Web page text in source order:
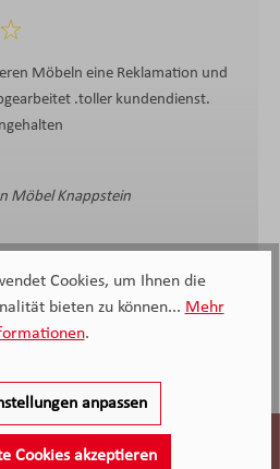
Möbeln eine Reklamation und
.toller kundendienst.
Möbel Knappstein
Cookies, um Ihnen die
bieten zu können... Mehr
.
anpassen
Cookies akzeptieren